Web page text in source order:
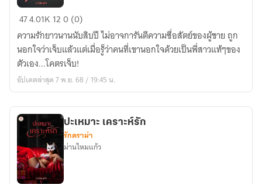
หัก
พิทักษ์
ใจ
474.01K 120 (0)
ความรักยาวนานนับสิบปี ไม่อาจการันตีความซื่อสัตย์ของผู้ชาย ถูก
นอกใจว่าเจ็บแล้วแต่เมื่อรู็ว่าคนที่เขานอกใจด้วยเป็นพี่สาวแท้ๆของ
ตัวเอง...โคตรเจ็บ!
อัปเดตล่าสุด 7 พ.ย. 68 / 19:45 น.
ปะเหมาะ เคราะห์รัก
รักดราม่า
ม่านไหมแก้ว